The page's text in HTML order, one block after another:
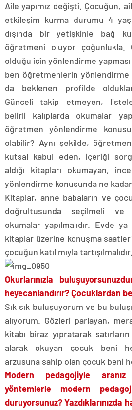
Aile yapımız değişti. Çocuğun,
etkileşim kurma durumu 4
dışında bir yetişkinle bağ
öğretmeni oluyor çoğunlukla.
olduğu için yönlendirme yapması
ben öğretmenlerin
da beklenen profilde
Günceli takip etmeyen,
belirli kalıplarda okumalar
öğretmen yönlendirme
olabilir? Aynı şekilde,
kutsal kabul eden, içeriği
aldığı kitapları okumayan,
yönlendirme konusunda ne
Kitaplar, anne babaların ve
doğrultusunda seçilmeli ve
okumalar yapılmalıdır. Evde
kitaplar üzerine konuşma
çocuğun katılımıyla tartışılmalıdır.
Okurlarınızla
heyecanlandırır? Çocuklardan
Sık sık buluşuyorum ve bu
alıyorum. Gözleri parlayan,
kitabı biraz yıpratarak
alarak okuyan çocuk beni
arzusuna sahip olan çocuk beni
Modern pedagojiyle aranız
yöntemlerle modern
duruyorsunuz? Yazdıklarınızda